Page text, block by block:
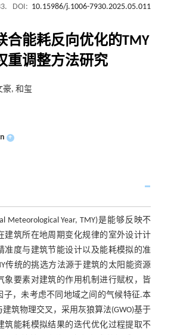
DOI: 10.15986/j.1006-7930.2025.05.011
合能耗反向优化的TMY
重调整方法研究
豪, 和玺
+
Meteorological Year, TMY)是能够反映不
建筑所在地周期变化规律的室外设计计
准度与建筑节能设计以及能耗模拟的准
传统的挑选方法源于建筑的太阳能资源
象要素对建筑的作用机制进行赋权，皆
子，未考虑不同地域之间的气候特征.本
筑物理交叉，采用灰狼算法(GWO)基于
筑能耗模拟结果的迭代优化过程提取不